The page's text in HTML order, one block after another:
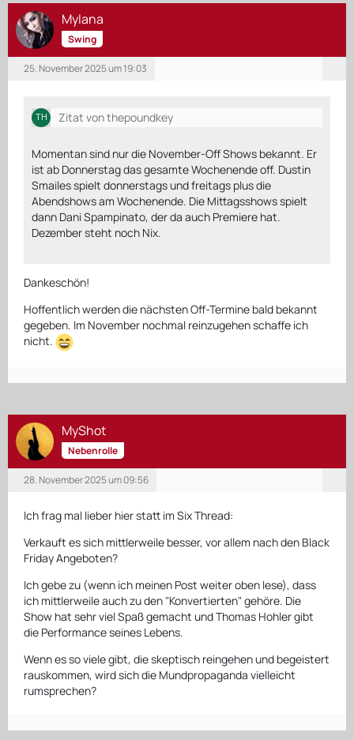
Mylana
Swing
25. November 2025 um 19:03
Zitat von thepoundkey
Momentan sind nur die November-Off Shows bekannt. Er
ist ab Donnerstag das gesamte Wochenende off. Dustin
Smailes spielt donnerstags und freitags plus die
Abendshows am Wochenende. Die Mittagsshows spielt
dann Dani Spampinato, der da auch Premiere hat.
Dezember steht noch Nix.
Dankeschön!
Hoffentlich werden die nächsten Off-Termine bald bekannt
gegeben. Im November nochmal reinzugehen schaffe ich
nicht.
MyShot
Nebenrolle
28. November 2025 um 09:56
Ich frag mal lieber hier statt im Six Thread:
Verkauft es sich mittlerweile besser, vor allem nach den Black
Friday Angeboten?
Ich gebe zu (wenn ich meinen Post weiter oben lese), dass
ich mittlerweile auch zu den "Konvertierten" gehöre. Die
Show hat sehr viel Spaß gemacht und Thomas Hohler gibt
die Performance seines Lebens.
Wenn es so viele gibt, die skeptisch reingehen und begeistert
rauskommen, wird sich die Mundpropaganda vielleicht
rumsprechen?